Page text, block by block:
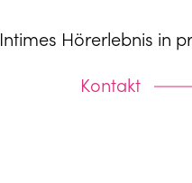
Intimes Hörerlebnis in
Kontakt